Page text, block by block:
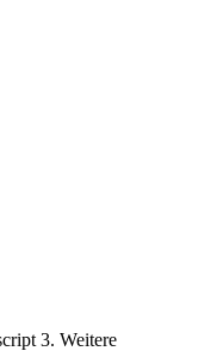
3. Weitere